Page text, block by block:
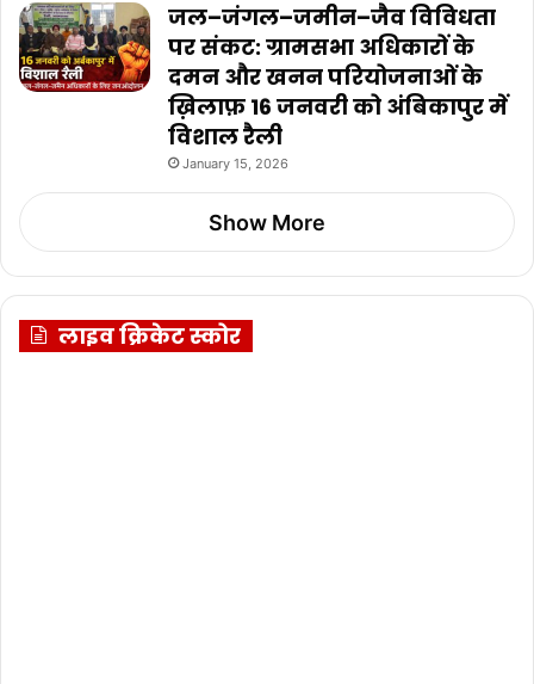
जल–जंगल–जमीन–जैव विविधता
पर संकट: ग्रामसभा अधिकारों के
दमन और खनन परियोजनाओं के
ख़िलाफ़ 16 जनवरी को अंबिकापुर में
विशाल रैली
January 15, 2026
Show More
लाइव क्रिकेट स्कोर